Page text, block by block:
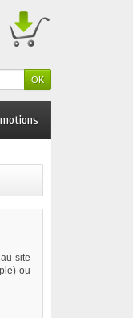
site
ou